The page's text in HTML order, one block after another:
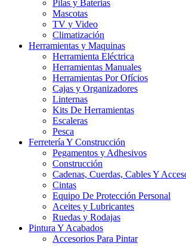
Pilas y Baterias
Mascotas
TV y Video
Climatización
Herramientas y Maquinas
Herramienta Eléctrica
Herramientas Manuales
Herramientas Por Ofícios
Cajas y Organizadores
Linternas
Kits De Herramientas
Escaleras
Pesca
Ferretería Y Construcción
Pegamentos y Adhesivos
Construcción
Cadenas, Cuerdas, Cables Y
Cintas
Equipo De Protección Personal
Aceites y Lubricantes
Ruedas y Rodajas
Pintura Y Acabados
Accesorios Para Pintar